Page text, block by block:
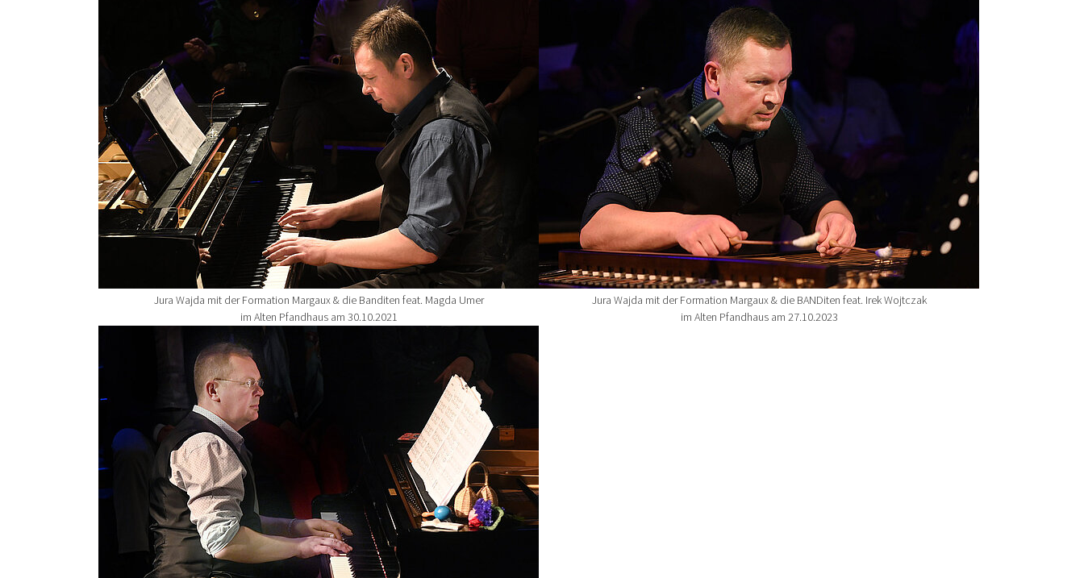
Jura Wajda mit der Formation Margaux & die Banditen feat. Magda Umer
im Alten Pfandhaus am 30.10.2021
Jura Wajda mit der Formation Margaux & die BANDiten feat. Irek Wojtczak
im Alten Pfandhaus am 27.10.2023